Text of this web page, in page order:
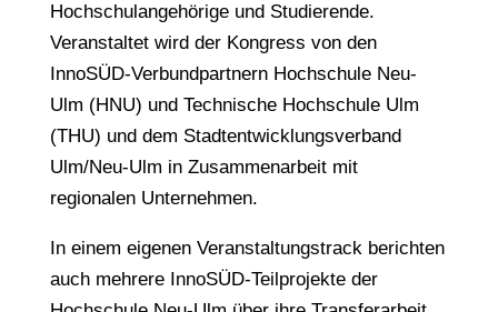
Hochschulangehörige und Studierende.
Veranstaltet wird der Kongress von den
InnoSÜD-Verbundpartnern Hochschule Neu-
Ulm (HNU) und Technische Hochschule Ulm
(THU) und dem Stadtentwicklungsverband
Ulm/Neu-Ulm in Zusammenarbeit mit
regionalen Unternehmen.
In einem eigenen Veranstaltungstrack berichten
auch mehrere InnoSÜD-Teilprojekte der